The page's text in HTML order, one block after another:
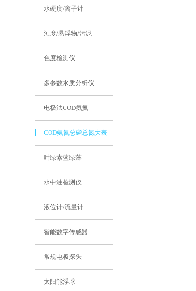
水硬度/离子计
浊度/悬浮物/污泥
色度检测仪
多参数水质分析仪
电极法COD氨氮
COD氨氮总磷总氮大表
叶绿素蓝绿藻
水中油检测仪
液位计/流量计
智能数字传感器
常规电极探头
太阳能浮球